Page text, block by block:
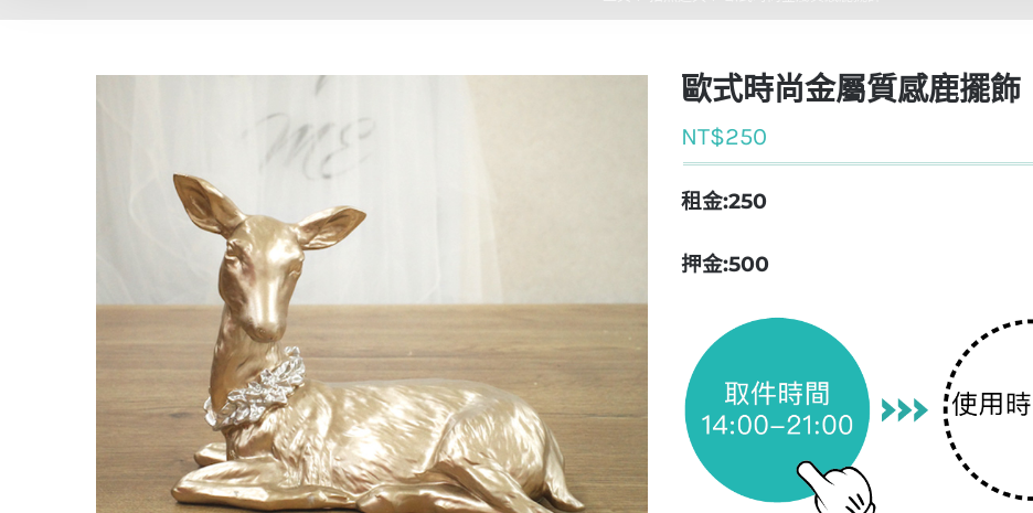
歐式時尚金屬質感鹿擺飾
NT$250
租金:250
押金:500